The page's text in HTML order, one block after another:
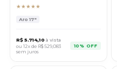
★★★★★
Aro17"
R$ 5.714,10 à vista
ou 12x de R$529,083
sem juros
10% OFF